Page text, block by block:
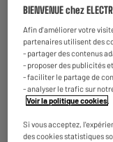
au quotidien.
Garantie :
Pièces,
BIENVENUE chez
Afin d'améliorer votre
partenaires utilisent des
- partager des contenus
- proposer des publicités
- faciliter le partage de
- analyser le trafic sur
Voir la politique cookies.
Si vous acceptez,
des cookies statistiques